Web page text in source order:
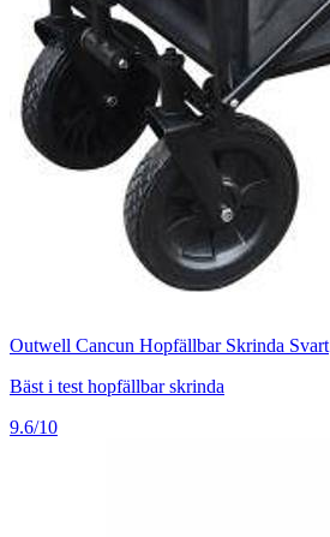
Outwell Cancun Hopfällbar Skrinda Svart
Bäst i test hopfällbar skrinda
9.6/10